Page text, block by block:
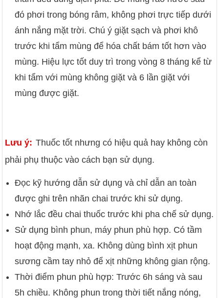
đó phơi trong bóng râm, không phơi trực tiếp dưới
ánh nắng mặt trời. Chú ý giặt sạch và phơi khô
trước khi tẩm mùng để hóa chất bám tốt hơn vào
mùng. Hiệu lực tốt duy trì trong vòng 8 tháng kể từ
khi tẩm với mùng không giặt và 6 lần giặt với
mùng được giặt.
Lưu ý: Thuốc tốt nhưng có hiệu quả hay không còn
phải phụ thuộc vào cách bạn sử dụng.
Đọc kỹ hướng dẫn sử dụng và chỉ dẫn an toàn
được ghi trên nhãn chai trước khi sử dụng.
Nhớ lắc đều chai thuốc trước khi pha chế sử dụng.
Sử dụng bình phun, máy phun phù hợp. Có tầm
hoạt động mạnh, xa. Không dùng bình xịt phun
sương cầm tay nhỏ để xịt những không gian rộng.
Thời điểm phun phù hợp: Trước 6h sáng và sau
5h chiều. Không phun trong thời tiết nắng nóng,